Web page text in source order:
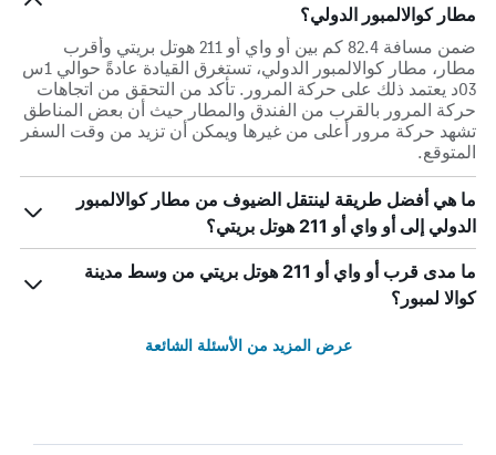
مطار كوالالمبور الدولي؟
ضمن مسافة 82.4 كم بين أو واي أو 211 هوتل بريتي وأقرب
مطار، مطار كوالالمبور الدولي، تستغرق القيادة عادةً حوالي 1س
03د يعتمد ذلك على حركة المرور. تأكد من التحقق من اتجاهات
حركة المرور بالقرب من الفندق والمطار حيث أن بعض المناطق
تشهد حركة مرور أعلى من غيرها ويمكن أن تزيد من وقت السفر
المتوقع.
ما هي أفضل طريقة لينتقل الضيوف من مطار كوالالمبور
الدولي إلى أو واي أو 211 هوتل بريتي؟
ما مدى قرب أو واي أو 211 هوتل بريتي من وسط مدينة
كوالا لمبور؟
عرض المزيد من الأسئلة الشائعة